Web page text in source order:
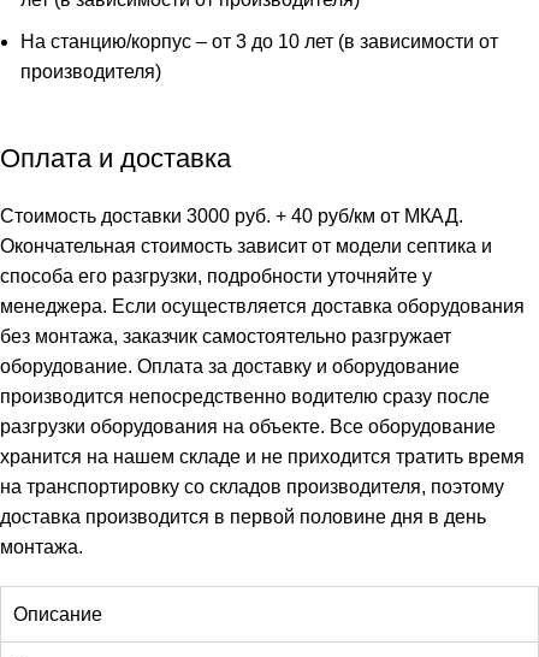
На станцию/корпус – от 3 до 10 лет (в зависимости от
производителя)
Оплата и доставка
Стоимость доставки 3000 руб. + 40 руб/км от МКАД.
Окончательная стоимость зависит от модели септика и
способа его разгрузки, подробности уточняйте у
менеджера. Если осуществляется доставка оборудования
без монтажа, заказчик самостоятельно разгружает
оборудование. Оплата за доставку и оборудование
производится непосредственно водителю сразу после
разгрузки оборудования на объекте. Все оборудование
хранится на нашем складе и не приходится тратить время
на транспортировку со складов производителя, поэтому
доставка производится в первой половине дня в день
монтажа.
Описание